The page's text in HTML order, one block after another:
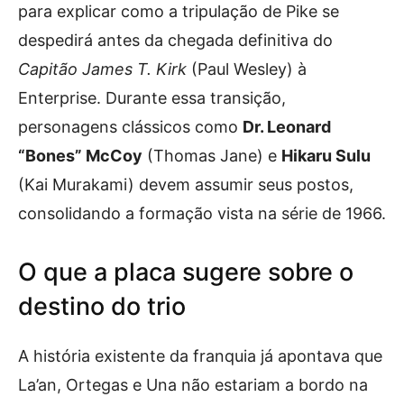
para explicar como a tripulação de Pike se
despedirá antes da chegada definitiva do
Capitão James T. Kirk (Paul Wesley) à
Enterprise. Durante essa transição,
personagens clássicos como Dr. Leonard
“Bones” McCoy (Thomas Jane) e Hikaru Sulu
(Kai Murakami) devem assumir seus postos,
consolidando a formação vista na série de 1966.
O que a placa sugere sobre o
destino do trio
A história existente da franquia já apontava que
La’an, Ortegas e Una não estariam a bordo na